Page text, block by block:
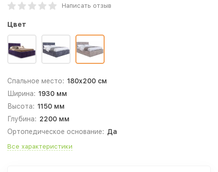
Написать отзыв
Цвет
Спальное место: 180x200 см
Ширина: 1930 мм
Высота: 1150 мм
Глубина: 2200 мм
Ортопедическое основание: Да
Все характеристики